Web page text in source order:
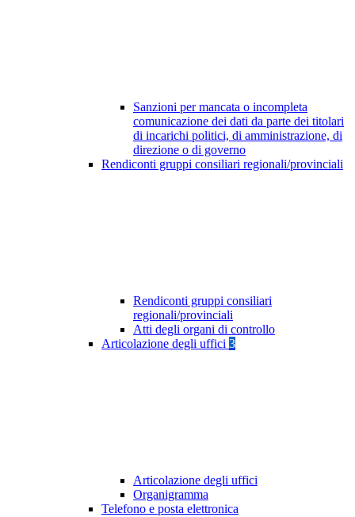
Sanzioni per mancata o incompleta
comunicazione dei dati da parte dei titolari
di incarichi politici, di amministrazione, di
direzione o di governo
Rendiconti gruppi consiliari regionali/provinciali
Rendiconti gruppi consiliari
regionali/provinciali
Atti degli organi di controllo
Articolazione degli uffici 3
Articolazione degli uffici
Organigramma
Telefono e posta elettronica